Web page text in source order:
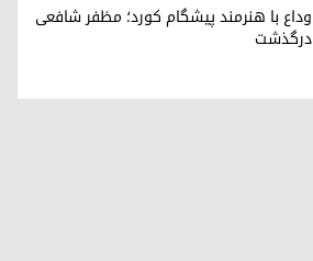
وداع با هنرمند پیشگام کورد؛ مظفر شافعی
درگذشت